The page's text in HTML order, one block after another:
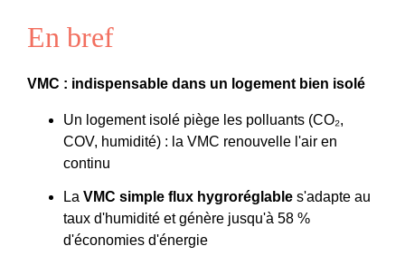
En bref
VMC : indispensable dans un logement bien isolé
Un logement isolé piège les polluants (CO₂,
COV, humidité) : la VMC renouvelle l'air en
continu
LaVMC simple flux hygroréglable s'adapte au
taux d'humidité et génère jusqu'à 58 %
d'économies d'énergie